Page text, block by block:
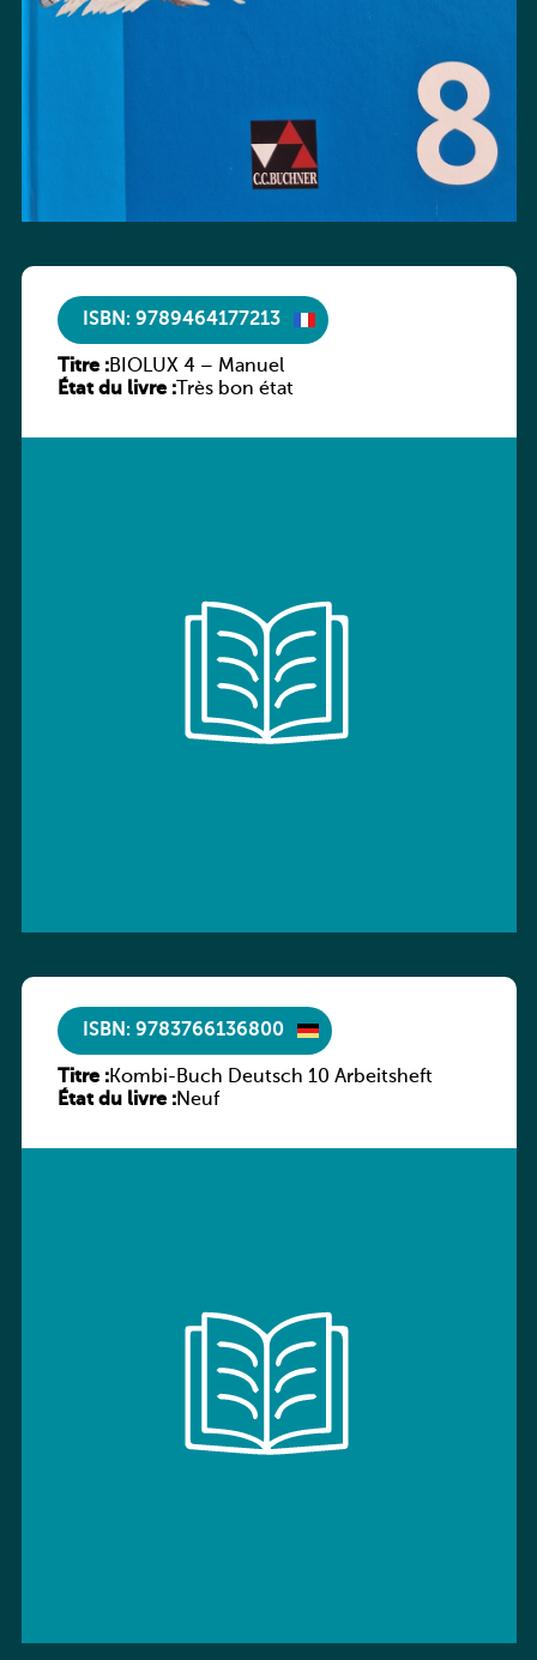
ISBN: 9789464177213
Titre :BIOLUX 4 – Manuel
État du livre :Très bon état
ISBN: 9783766136800
Titre :Kombi-Buch Deutsch 10 Arbeitsheft
État du livre :Neuf